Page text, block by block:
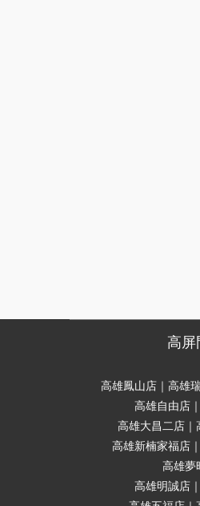
高屏
高雄鳳山店｜高雄
高雄自由店
高雄大昌二店｜
高雄新楠家福店
高雄夢
高雄明誠店